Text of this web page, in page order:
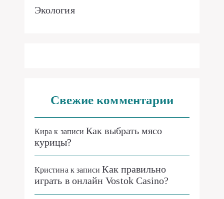
Экология
Свежие комментарии
Кира к записи Как выбрать мясо
курицы?
Кристина к записи Как правильно
играть в онлайн Vostok Casino?